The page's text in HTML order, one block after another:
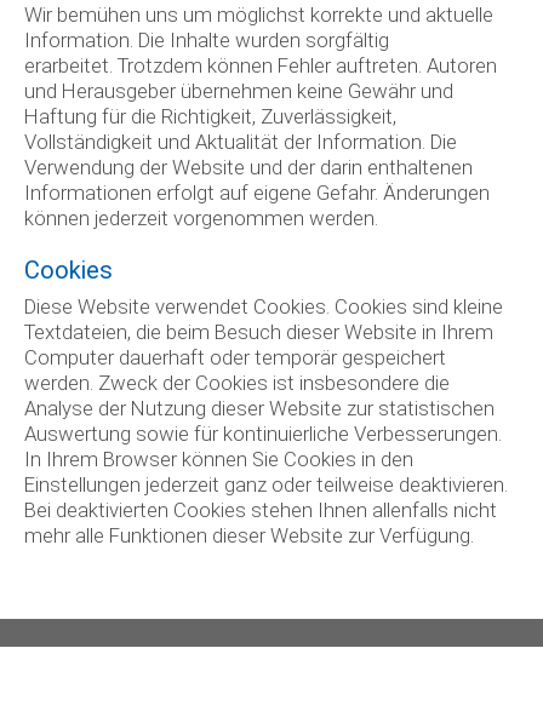
Wir bemühen uns um möglichst korrekte und aktuelle
Information. Die Inhalte wurden sorgfältig
erarbeitet. Trotzdem können Fehler auftreten. Autoren
und Herausgeber übernehmen keine Gewähr und
Haftung für die Richtigkeit, Zuverlässigkeit,
Vollständigkeit und Aktualität der Information. Die
Verwendung der Website und der darin enthaltenen
Informationen erfolgt auf eigene Gefahr. Änderungen
können jederzeit vorgenommen werden.
Cookies
Diese Website verwendet Cookies. Cookies sind kleine
Textdateien, die beim Besuch dieser Website in Ihrem
Computer dauerhaft oder temporär gespeichert
werden. Zweck der Cookies ist insbesondere die
Analyse der Nutzung dieser Website zur statistischen
Auswertung sowie für kontinuierliche Verbesserungen.
In Ihrem Browser können Sie Cookies in den
Einstellungen jederzeit ganz oder teilweise deaktivieren.
Bei deaktivierten Cookies stehen Ihnen allenfalls nicht
mehr alle Funktionen dieser Website zur Verfügung.